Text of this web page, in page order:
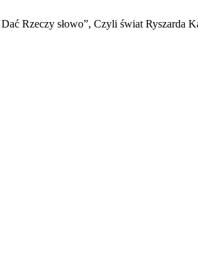
Rzeczy słowo”, Czyli świat Ryszarda